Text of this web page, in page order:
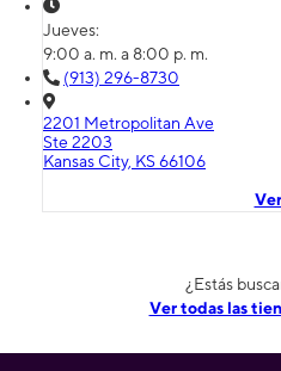
Jueves:
9:00 a. m. a 8:00 p. m.
(913) 296-8730
2201 Metropolitan Ave
Ste 2203
Kansas City, KS 66106
Ver
¿Estás
Ver todas las